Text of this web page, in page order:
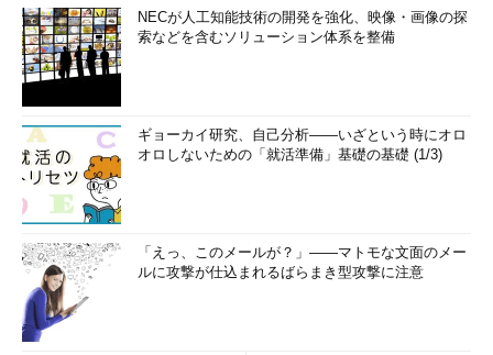
NECが人工知能技術の開発を強化、映像・画像の探
索などを含むソリューション体系を整備
ギョーカイ研究、自己分析――いざという時にオロ
オロしないための「就活準備」基礎の基礎 (1/3)
「えっ、このメールが？」――マトモな文面のメー
ルに攻撃が仕込まれるばらまき型攻撃に注意